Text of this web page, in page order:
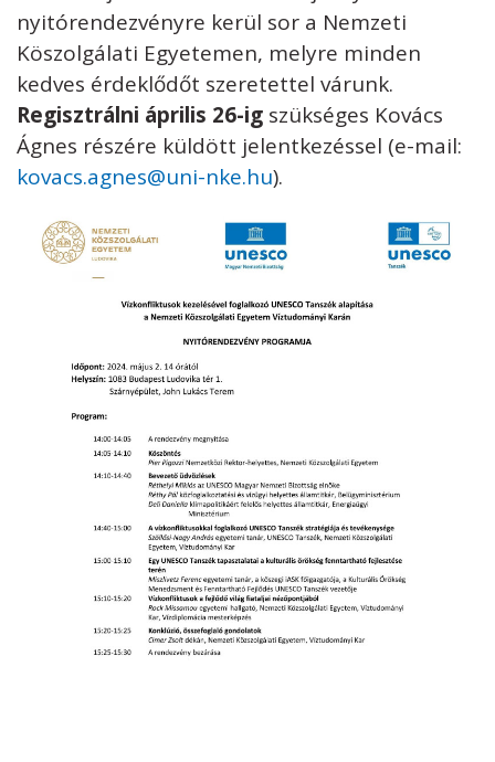
nyitórendezvényre kerül sor a Nemzeti
Köszolgálati Egyetemen, melyre minden
kedves érdeklődőt szeretettel várunk.
Regisztrálni április 26-ig szükséges Kovács
Ágnes részére küldött jelentkezéssel (e-mail:
kovacs.agnes@uni-nke.hu).